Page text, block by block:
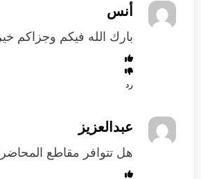
أنس
بارك الله فيكم وجزاكم
رد
عبدالعزيز
هل تتوافر مقاطع